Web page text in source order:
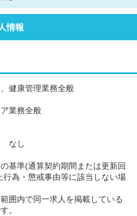
情報
健康管理業務全般
業務全般
なし
基準(通算契約期間または更新回
為・懲戒事由等に該当しない場
囲内で同一求人を掲載している
。